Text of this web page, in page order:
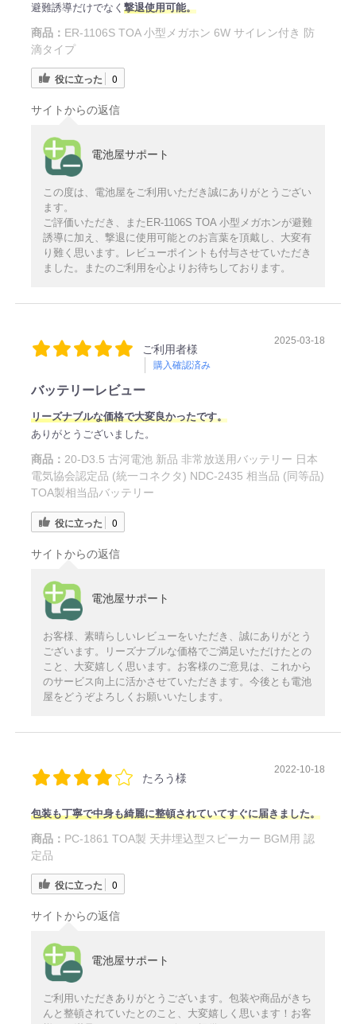
避難誘導だけでなく 撃退使用可能。
商品： ER-1106S TOA 小型メガホン 6W サイレン付き 防
滴タイプ
役に立った 0
サイトからの返信
電池屋サポート
この度は、電池屋をご利用いただき誠にありがとうござい
ます。
ご評価いただき、またER-1106S TOA 小型メガホンが避難
誘導に加え、撃退に使用可能とのお言葉を頂戴し、大変有
り難く思います。レビューポイントも付与させていただき
ました。またのご利用を心よりお待ちしております。
ご利用者様
購入確認済み
2025-03-18
バッテリーレビュー
リーズナブルな価格で大変良かったです。
ありがとうございました。
商品： 20-D3.5 古河電池 新品 非常放送用バッテリー 日本
電気協会認定品 (統一コネクタ) NDC-2435 相当品 (同等品)
TOA製相当品バッテリー
役に立った 0
サイトからの返信
電池屋サポート
お客様、素晴らしいレビューをいただき、誠にありがとう
ございます。リーズナブルな価格でご満足いただけたとの
こと、大変嬉しく思います。お客様のご意見は、これから
のサービス向上に活かさせていただきます。今後とも電池
屋をどうぞよろしくお願いいたします。
たろう様
2022-10-18
包装も丁寧で中身も綺麗に整頓されていてすぐに届きました。
商品： PC-1861 TOA製 天井埋込型スピーカー BGM用 認
定品
役に立った 0
サイトからの返信
電池屋サポート
ご利用いただきありがとうございます。包装や商品がきち
んと整頓されていたとのこと、大変嬉しく思います！お客